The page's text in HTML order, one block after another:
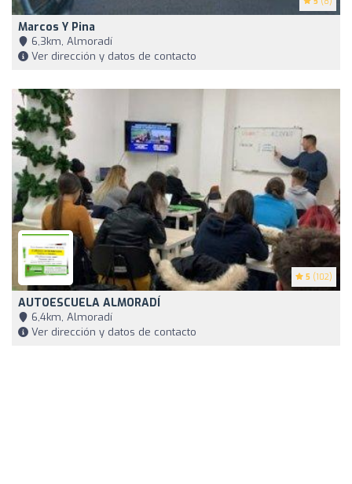
Marcos Y Pina
6,3km, Almoradí
Ver dirección y datos de contacto
5 (102)
AUTOESCUELA ALMORADÍ
6,4km, Almoradí
Ver dirección y datos de contacto